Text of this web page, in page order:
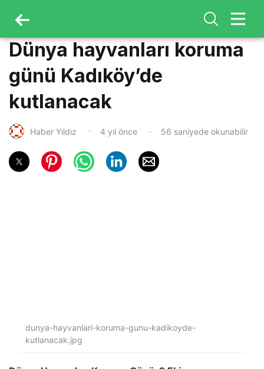
Dünya hayvanları koruma
günü Kadıköy’de
kutlanacak
Haber Yıldız 4 yıl önce 56 saniyede okunabilir
dunya-hayvanlari-koruma-gunu-kadikoyde-
kutlanacak.jpg